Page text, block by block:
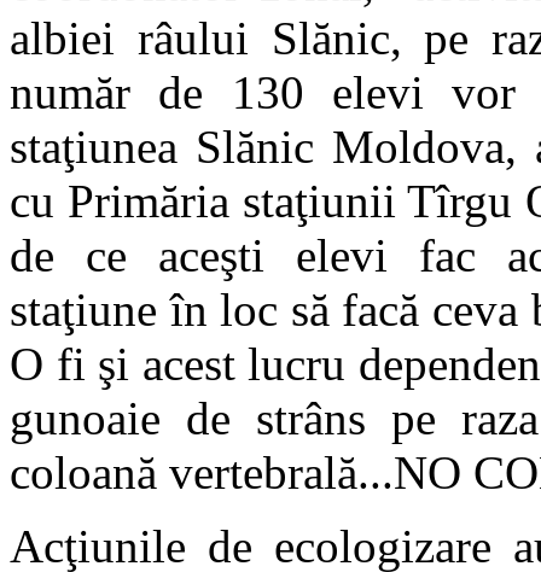
albiei râului Slănic, pe
număr de 130 elevi
staţiunea Slănic Moldova,
cu Primăria staţiunii Tîrgu
de ce aceşti elevi fac
staţiune în loc să facă
O fi şi acest lucru
gunoaie de strâns pe
coloană vertebrală...NO
Acţiunile de ecologizare